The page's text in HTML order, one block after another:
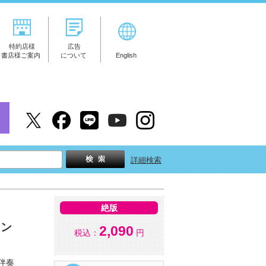
特約店様
書店様ご案内
広告
について
English
詳細検索
奏
絶版
税込： 2,090 円